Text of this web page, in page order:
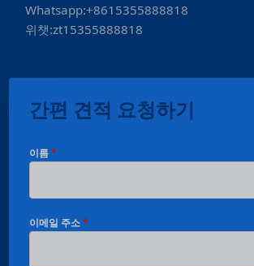
Whatsapp:+8615355888818
위챗:zt15355888818
간편 견적 요청하기
이름*
이메일 주소*